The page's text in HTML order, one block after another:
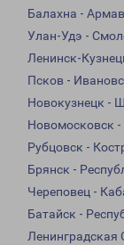
Балахна -
Улан-Удэ -
Ленинск-
Псков -
Новокузнецк -
Новомосковск -
Рубцовск -
Брянск -
Череповец -
Батайск -
Ленинградская